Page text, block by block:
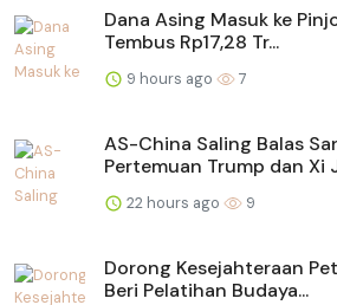
Dana Asing Masuk ke
Tembus Rp17,28 Tr...
9 hours ago 7
AS-China Saling Balas
Pertemuan Trump dan Xi
22 hours ago 9
Dorong Kesejahteraan
Beri Pelatihan Budaya...